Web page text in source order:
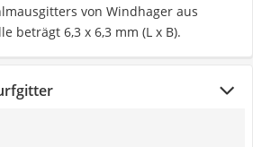
von Windhager aus
beträgt 6,3 x 6,3 mm (L x B).